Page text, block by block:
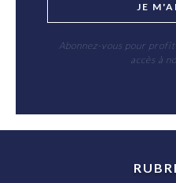
JE
Abonnez-vous pour
accès à